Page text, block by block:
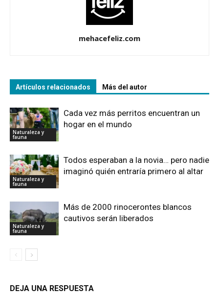
mehacefeliz.com
Artículos relacionados Más del autor
Naturaleza y
fauna
Cada vez más perritos encuentran un
hogar en el mundo
Naturaleza y
fauna
Todos esperaban a la novia… pero nadie
imaginó quién entraría primero al altar
Naturaleza y
fauna
Más de 2000 rinocerontes blancos
cautivos serán liberados
DEJA UNA RESPUESTA